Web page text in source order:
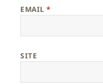
EMAIL*
SITE